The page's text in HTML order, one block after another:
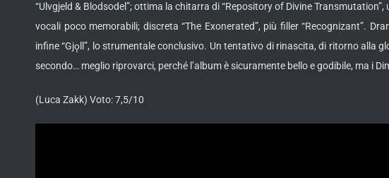
“Ulvgjeld & Blodsodel”; ottima la chitarra di “Repository of Divine
vocali poco memorabili; discreta “The Exonerated”, più filler “Recognizant”.
infine “Gjǫll”, lo strumentale conclusivo. Un tentativo di rinascita, di ritorno alla
secondo… meglio riprovarci, perché l’album è sicuramente bello e godibile, ma i
(Luca Zakk) Voto: 7,5/10